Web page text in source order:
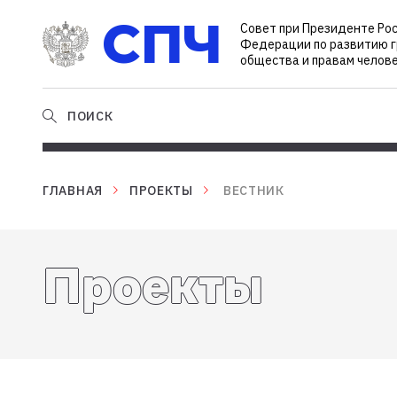
СПЧ
Совет при Президенте
Федерации по развитию
общества и правам
ПОИСК
ГЛАВНАЯ ПРОЕКТЫ ВЕСТНИК
Проекты